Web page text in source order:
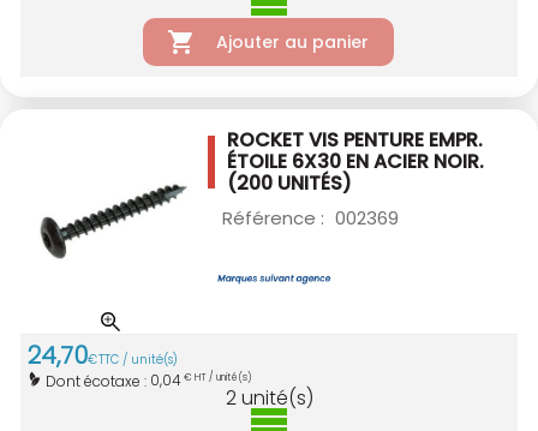
Ajouter au panier
ROCKET VIS PENTURE EMPR.
ÉTOILE 6X30 EN ACIER NOIR.
(200 UNITÉS)
Référence : 002369
24,70€TTC / unité(s)
Dont écotaxe : 0,04€ HT / unité(s)
2unité(s)